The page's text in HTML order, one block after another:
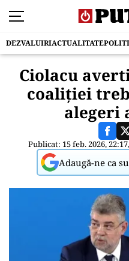
DEZVALUIRIACTUALITATE
Ciolacu
coaliției
alegeri
Publicat: 15 feb. 2026,
Adaugă-ne ca